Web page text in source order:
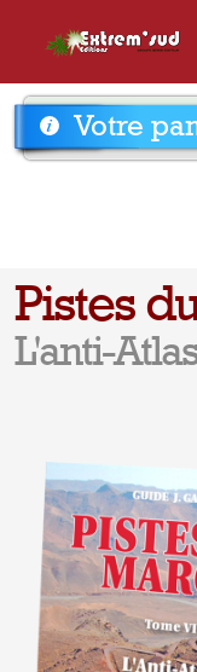
Votre
Pistes
L'anti-Atlas